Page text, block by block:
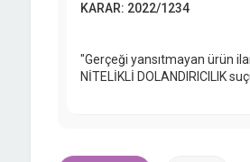
KARAR: 2022/1234
"Gerçeği yansıtmayan ürün
NİTELİKLİ DOLANDIRICILIK